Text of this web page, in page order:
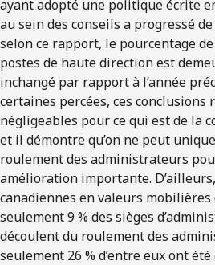
ayant adopté une politique écrite
au sein des conseils a progressé
selon ce rapport, le pourcentage
postes de haute direction est
inchangé par rapport à l’année
certaines percées, ces conclusions
négligeables pour ce qui est de la
et il démontre qu’on ne peut
roulement des administrateurs
amélioration importante.
canadiennes en valeurs mobilières
seulement 9 % des sièges
découlent du roulement des
seulement 26 % d’entre eux ont